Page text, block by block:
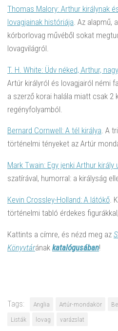
Thomas Malory: Arthur királynak
lovagjainak históriája . Az
kórborlovag művéből sokat
lovagvilágról.
T. H. White: Üdv néked, Arthur,
Artúr királyról és lovagjairól némi
a szerző korai halála miatt csak 2
regényfolyamból.
Bernard Cornwell: A ​tél királya. A
történelmi tényeket az Artúr
Mark Twain: Egy jenki Arthur király
szatírával, humorral: a királyság
Kevin Crossley-Holland: A látókő.
történelmi tabló érdekes
Kattints a címre, és nézd meg az
Könyvtárának katalógusában!
Tags: Anglia Artúr-mondakör
Listák
lovag varázslat